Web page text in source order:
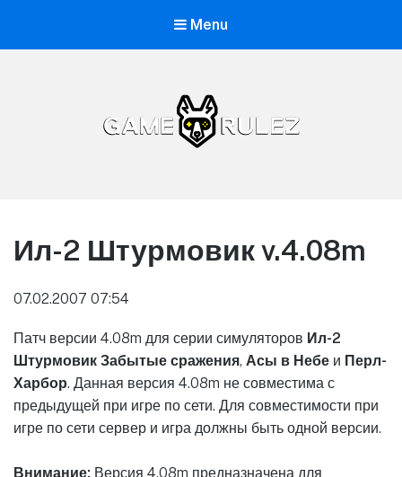
Menu
Ил-2 Штурмовик v.4.08m
07.02.2007 07:54
Патч версии 4.08m для серии симуляторов Ил-2
Штурмовик Забытые сражения, Асы в Небе и Перл-
Харбор. Данная версия 4.08m не совместима с
предыдущей при игре по сети. Для совместимости при
игре по сети сервер и игра должны быть одной версии.
Внимание: Версия 4.08m предназначена для